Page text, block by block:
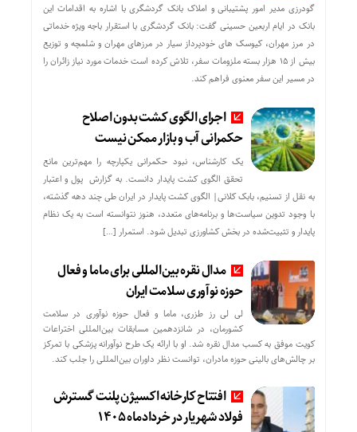
گودرزی مدیر امور پشتیبانی و املاک بانک گردشگری با اشاره به اقدامات این
بانک در ایام اربعین حسینی گفت: بانک گردشگری با استقرار باجه ویژه خدماتی
در مرز مهران، کیوسک های خودپرداز سیار در مرزهای مهران و شلمچه و توزیع
بیش از ۱۵ هزار بسته ملزومات سفر، تلاش کرده است خدمات مورد نیاز زائران را
در مسیر این سفر معنوی فراهم کند.
اجرای الگوی کشت بدون اصلاح
حکمرانی آب و بازار ممکن نیست
یک کارشناس، نبود حکمرانی یکپارچه را مهم‌ترین مانع
تحقق الگوی کشت پایدار دانست. به گزارش پول و اعتبار
به نقل از تسنیم، بابک کلانی| الگوی کشت پایدار در ایران طی چند دهه گذشته،
با وجود تدوین سیاست‌ها و برنامه‌های متعدد، هنوز نتوانسته است به یک نظام
پایدار و تثبیت‌شده در بخش کشاورزی تبدیل شود. استمرار […]
مدال نقره بین‌المللی برای ماما و فعال
حوزه نوآوری سلامت ایران
لی لی رز طزری، ماما و فعال حوزه نوآوری در سلامت
کشورمان، در شانزدهمین مسابقات بین‌المللی اختراعات
کویت موفق به کسب مدال نقره شد. او با ارائه یک طرح نوآورانه پزشکی با تمرکز
بر چالش‌های بالینی حوزه مادران، توانست نظر داوران بین‌المللی را جلب کند.
افتتاح کارخانه اکسیژن پلنت گسترش
فولاد شهریار در خردادماه ۱۴۰۵